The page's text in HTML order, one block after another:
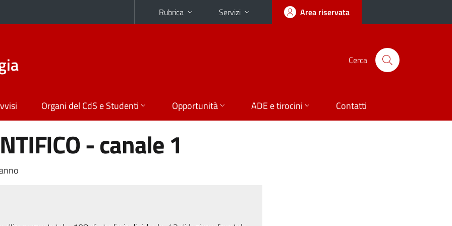
Rubrica Servizi Area riservata
Cerca
Organi del CdS e Studenti Opportunità ADE e tirocini Contatti
- canale 1